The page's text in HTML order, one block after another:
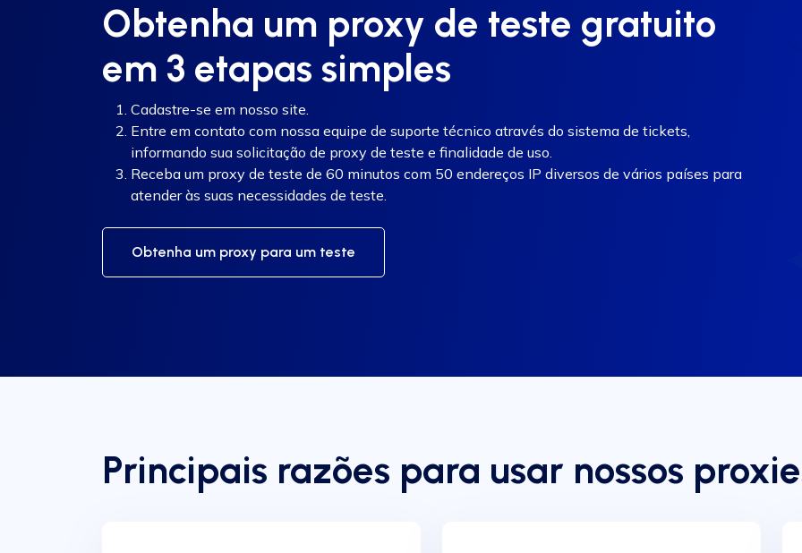
Obtenha um proxy de teste gratuito
em 3 etapas simples
Cadastre-se em nosso site.
Entre em contato com nossa equipe de suporte técnico através do sistema de tickets,
informando sua solicitação de proxy de teste e finalidade de uso.
Receba um proxy de teste de 60 minutos com 50 endereços IP diversos de vários países para
atender às suas necessidades de teste.
Obtenha um proxy para um teste
Principais razões para usar nossos